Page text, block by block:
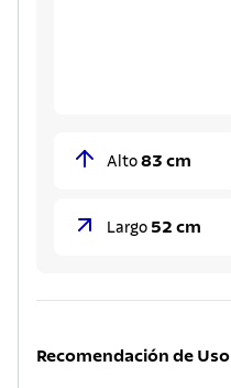
Alto 83 cm
Largo 52 cm
Recomendación de Uso